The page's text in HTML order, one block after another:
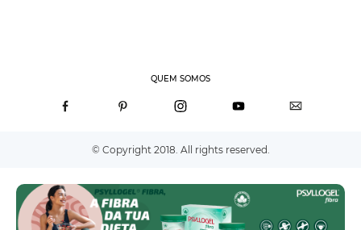
QUEM SOMOS
© Copyright 2018. All rights reserved.